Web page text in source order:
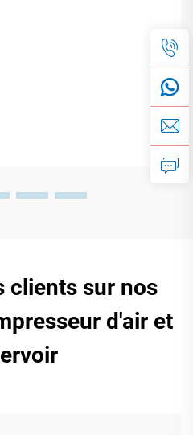
clients sur nos
d'air et